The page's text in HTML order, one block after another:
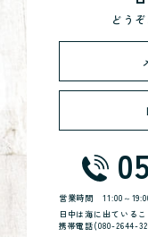
どう
営業時間11:00～
日中は海に出ている
携帯電話(080-2644-